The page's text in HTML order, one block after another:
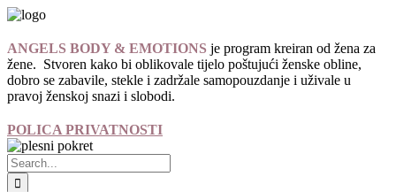
ANGELS BODY & EMOTIONS je program kreiran od žena za
žene. Stvoren kako bi oblikovale tijelo poštujući ženske obline,
dobro se zabavile, stekle i zadržale samopouzdanje i uživale u
pravoj ženskoj snazi i slobodi.
POLICA PRIVATNOSTI